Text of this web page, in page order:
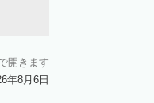
開きます
年8月6日